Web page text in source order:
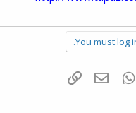
You must log
WhatsAppדואר אלקטרוני